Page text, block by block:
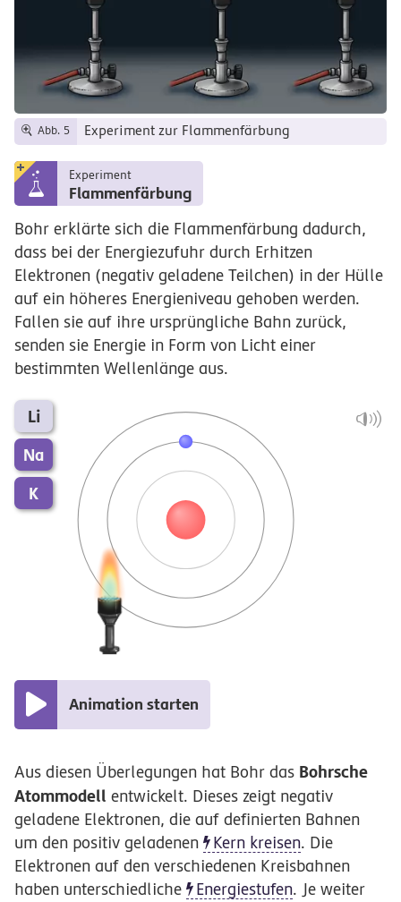
Abb. 5 Experiment zur Flammenfärbung
Experiment
Flammenfärbung
Bohr erklärte sich die Flammenfärbung dadurch,
dass bei der Energiezufuhr durch Erhitzen
Elektronen (negativ geladene Teilchen) in der Hülle
auf ein höheres Energieniveau gehoben werden.
Fallen sie auf ihre ursprüngliche Bahn zurück,
senden sie Energie in Form von Licht einer
bestimmten Wellenlänge aus.
Li
Na
K
Animation starten
Aus diesen Überlegungen hat Bohr das Bohrsche
Atommodell entwickelt. Dieses zeigt negativ
geladene Elektronen, die auf definierten Bahnen
um den positiv geladenen
Kern kreisen. Die
Elektronen auf den verschiedenen Kreisbahnen
haben unterschiedliche
Energiestufen. Je weiter